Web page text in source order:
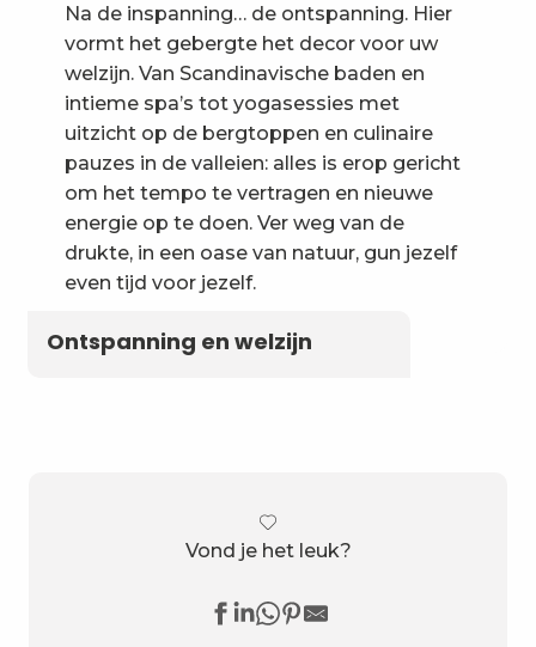
Na de inspanning… de ontspanning. Hier
vormt het gebergte het decor voor uw
welzijn. Van Scandinavische baden en
intieme spa’s tot yogasessies met
uitzicht op de bergtoppen en culinaire
pauzes in de valleien: alles is erop gericht
om het tempo te vertragen en nieuwe
energie op te doen. Ver weg van de
drukte, in een oase van natuur, gun jezelf
even tijd voor jezelf.
Ontspanning en welzijn
Vond je het leuk?